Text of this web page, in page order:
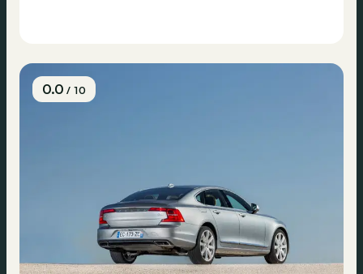
0.0/ 10